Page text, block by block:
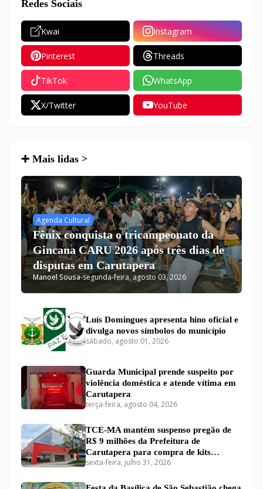
Redes Sociais
Kwai Instagram
Pinterest Threads
TikTok WhatsApp
X/Twitter YouTube
➕ Mais lidas >
Agenda Cultural
Fênix conquista o tricampeonato da
Gincana CARU 2026 após três dias de
disputas em Carutapera
Manoel Sousa-segunda-feira, agosto 03, 2026
Luís Domingues apresenta hino oficial e
divulga novos símbolos do município
sábado, agosto 01, 2026
Guarda Municipal prende suspeito por
violência doméstica e atende vítima em
Carutapera
terça-feira, agosto 04, 2026
TCE-MA mantém suspenso pregão de
R$ 9 milhões da Prefeitura de
Carutapera para compra de kits
educacionais
sexta-feira, julho 31, 2026